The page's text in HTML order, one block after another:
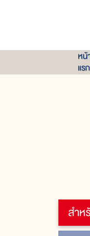
หน้
แรก
สำห